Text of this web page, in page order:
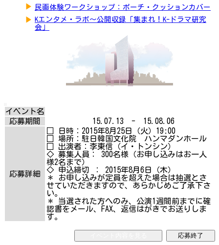
▶ 民画体験ワークショップ：ポーチ・クッションカバー
▶ Kエンタメ・ラボ～公開収録「集まれ！K-ドラマ研究
会」
イベント名
応募期間
15.07.13 - 15.08.06
応募詳細
□ 日時：2015年8月25日（火）19:00
□ 場所：駐日韓国文化院 ハンマダンホール
□ 出演者：李東信（イ・トンシン）
◇ 募集人員： 300名様（お申し込みはお一人
様2名まで）
◇ 申込締切 ： 2015年8月6日（木）
＊ お申し込みが定員を超えた場合は抽選とさ
せていただきますので、あらかじめご了承下さ
い。
＊ 当選された方へのみ、公演1週間前までに確
認書をメール、FAX、返信はがきでお送りしま
す。
応募終了